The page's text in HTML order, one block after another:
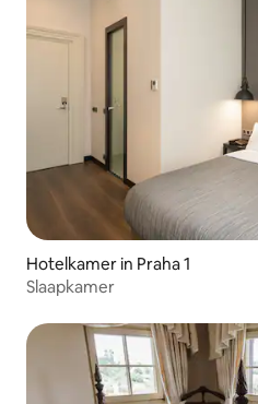
Hotelkamer in Praha 1
Slaapkamer